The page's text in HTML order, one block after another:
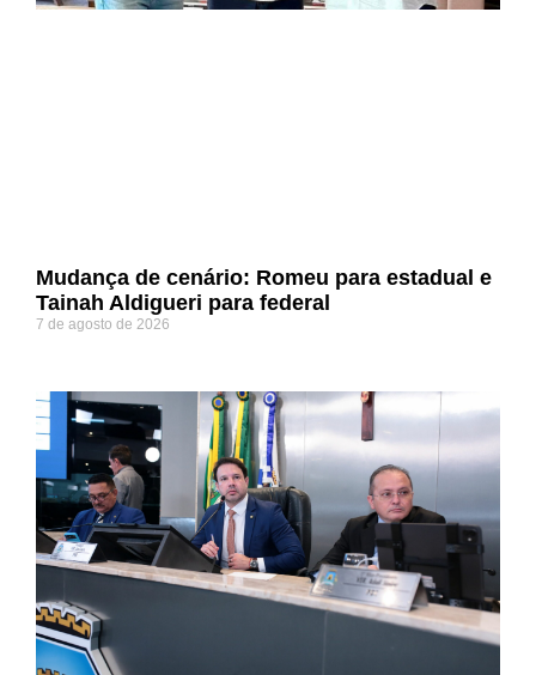
Mudança de cenário: Romeu para estadual e
Tainah Aldigueri para federal
7 de agosto de 2026